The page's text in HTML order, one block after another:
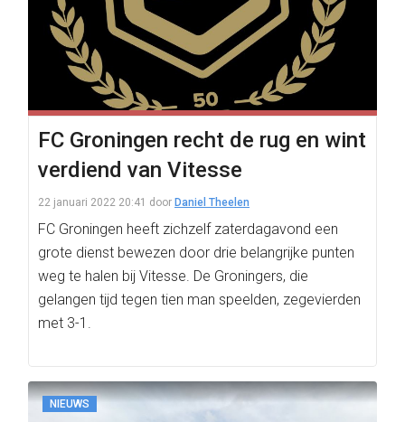
FC Groningen recht de rug en wint
verdiend van Vitesse
22 januari 2022 20:41 door Daniel Theelen
FC Groningen heeft zichzelf zaterdagavond een
grote dienst bewezen door drie belangrijke punten
weg te halen bij Vitesse. De Groningers, die
gelangen tijd tegen tien man speelden, zegevierden
met 3-1.
NIEUWS